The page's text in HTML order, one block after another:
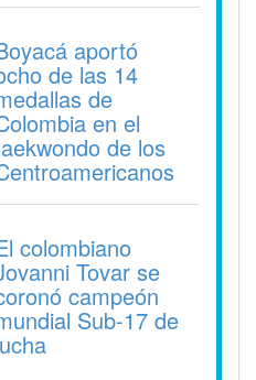
aportó
de las 14
de
en el
de los
colombiano
Tovar se
campeón
Sub-17 de